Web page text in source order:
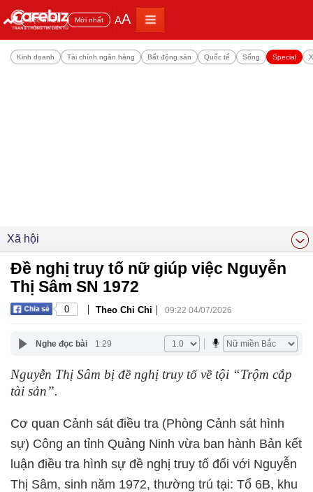
Đọc nhiều Mới nhất AA
Kinh doanh Tài chính ngân hàng Bất động sản Quốc tế Sống Special
Xã hội
Đề nghị truy tố nữ giúp việc Nguyễn
Thị Sâm SN 1972
0 | Theo Chi Chi | 09:22 04/07/2026
Nghe đọc bài 1:29
Nguyễn Thị Sâm bị đề nghị truy tố về tội “Trộm cắp
tài sản”.
Cơ quan Cảnh sát điều tra (Phòng Cảnh sát hình
sự) Công an tỉnh Quảng Ninh vừa ban hành Bản kết
luận điều tra hình sự đề nghị truy tố đối với Nguyễn
Thị Sâm, sinh năm 1972, thường trú tại: Tổ 6B, khu